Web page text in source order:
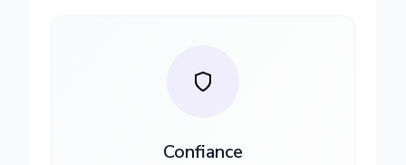
Confiance